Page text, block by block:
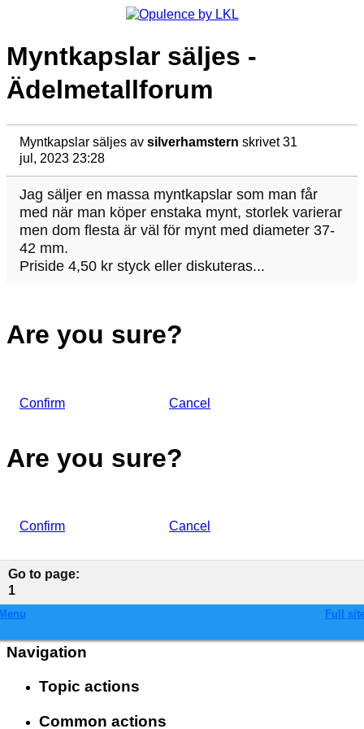
Myntkapslar säljes -
Ädelmetallforum
Myntkapslar säljes av silverhamstern skrivet 31
jul, 2023 23:28
Jag säljer en massa myntkapslar som man får
med när man köper enstaka mynt, storlek varierar
men dom flesta är väl för mynt med diameter 37-
42 mm.
Priside 4,50 kr styck eller diskuteras...
Are you sure?
Confirm Cancel
Are you sure?
Confirm Cancel
Go to page:
1
Full
Navigation
Topic actions
Common actions